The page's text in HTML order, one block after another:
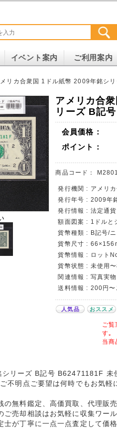
イベント案内 ご利用案内
リカ合衆国 1ドル紙幣 2009年銘シ
アメリカ合
リーズ B記
会員価格：
ポイント：
商品コード：
発行機関 : アメリ
発行年号 : 2009年
発行情報 : 法定通
額面図案 : 1ドルと
貨幣種類 : B記号/ニ
貨幣尺寸 :
貨幣情報 : ロット
貨幣状態 : 未使用
関連情報 : 写真実
送料情報 : 200円
人気品 おススメ
ご覧
す｡
当商
リーズ B記号 B62471181F 未
不明点ご要望は何時でもお気軽
無料鑑定、高価買取、代理販
売却相談はお気軽に収集ワー
が丁寧に一点一点査定して価